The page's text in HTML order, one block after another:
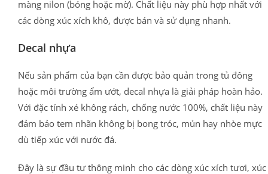
màng nilon (bóng hoặc mờ). Chất liệu này phù hợp nhất với
các dòng xúc xích khô, được bán và sử dụng nhanh.
Decal nhựa
Nếu sản phẩm của bạn cần được bảo quản trong tủ đông
hoặc môi trường ẩm ướt, decal nhựa là giải pháp hoàn hảo.
Với đặc tính xé không rách, chống nước 100%, chất liệu này
đảm bảo tem nhãn không bị bong tróc, mủn hay nhòe mực
dù tiếp xúc với nước đá.
Đây là sự đầu tư thông minh cho các dòng xúc xích tươi, xúc